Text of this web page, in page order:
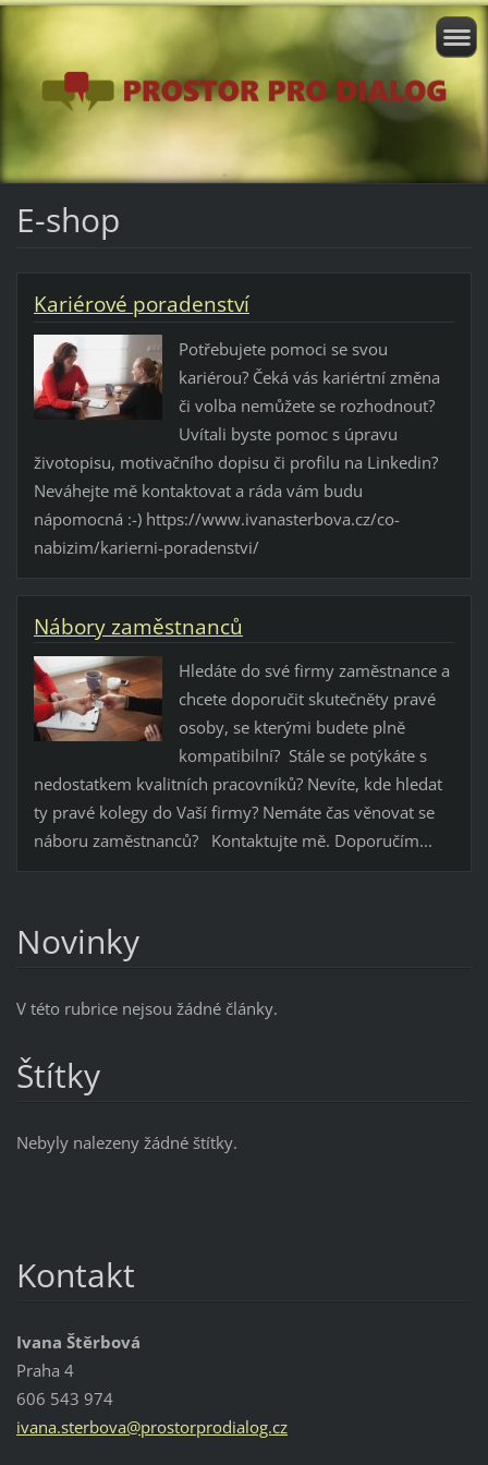
E-shop
Kariérové poradenství
Potřebujete pomoci se svou
kariérou? Čeká vás kariértní změna
či volba nemůžete se rozhodnout?
Uvítali byste pomoc s úpravu
životopisu, motivačního dopisu či profilu na Linkedin?
Neváhejte mě kontaktovat a ráda vám budu
nápomocná :-) https://www.ivanasterbova.cz/co-
nabizim/karierni-poradenstvi/
Nábory zaměstnanců
Hledáte do své firmy zaměstnance a
chcete doporučit skutečněty pravé
osoby, se kterými budete plně
kompatibilní? Stále se potýkáte s
nedostatkem kvalitních pracovníků? Nevíte, kde hledat
ty pravé kolegy do Vaší firmy? Nemáte čas věnovat se
náboru zaměstnanců? Kontaktujte mě. Doporučím...
Novinky
V této rubrice nejsou žádné články.
Štítky
Nebyly nalezeny žádné štítky.
Kontakt
Ivana Štěrbová
Praha 4
606 543 974
ivana.sterbova@prostorprodialog.cz